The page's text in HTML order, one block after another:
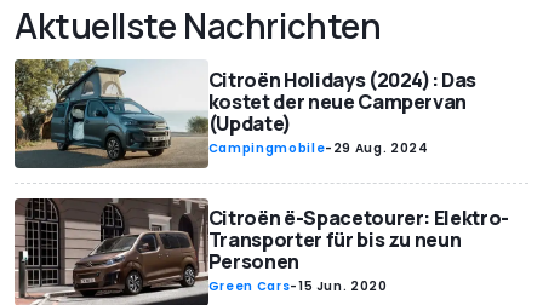
Aktuellste Nachrichten
Citroën Holidays (2024): Das
kostet der neue Campervan
(Update)
Campingmobile- 29 Aug. 2024
Citroën ë-Spacetourer: Elektro-
Transporter für bis zu neun
Personen
Green Cars-15 Jun. 2020